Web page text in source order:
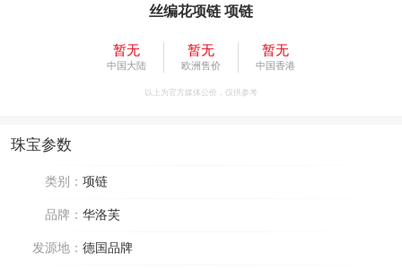
丝编花项链 项链
暂无
中国大陆
暂无
欧洲售价
暂无
中国香港
以上为官方媒体公价，仅供参考
珠宝参数
类别： 项链
品牌： 华洛芙
发源地： 德国品牌